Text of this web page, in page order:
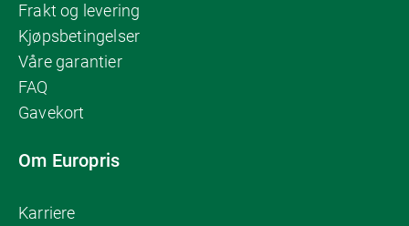
Frakt og levering
Kjøpsbetingelser
Våre garantier
FAQ
Gavekort
Om Europris
Karriere